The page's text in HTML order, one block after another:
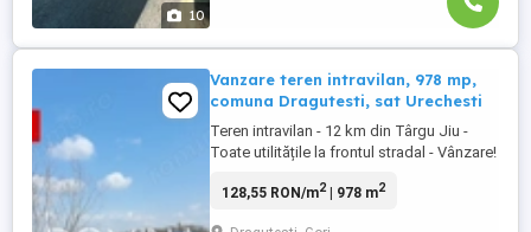
10
Vanzare teren intravilan, 978 mp,
comuna Dragutesti, sat Urechesti
Teren intravilan - 12 km din Târgu Jiu -
Toate utilitățile la frontul stradal - Vânzare!
vânzare un teren în suprafață 978 mp,
128,55 RON/m2| 978 m2